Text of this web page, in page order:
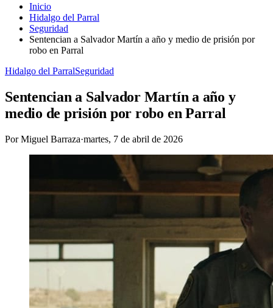
Inicio
Hidalgo del Parral
Seguridad
Sentencian a Salvador Martín a año y medio de prisión por
robo en Parral
Hidalgo del ParralSeguridad
Sentencian a Salvador Martín a año y
medio de prisión por robo en Parral
PorMiguel Barraza·martes, 7 de abril de 2026